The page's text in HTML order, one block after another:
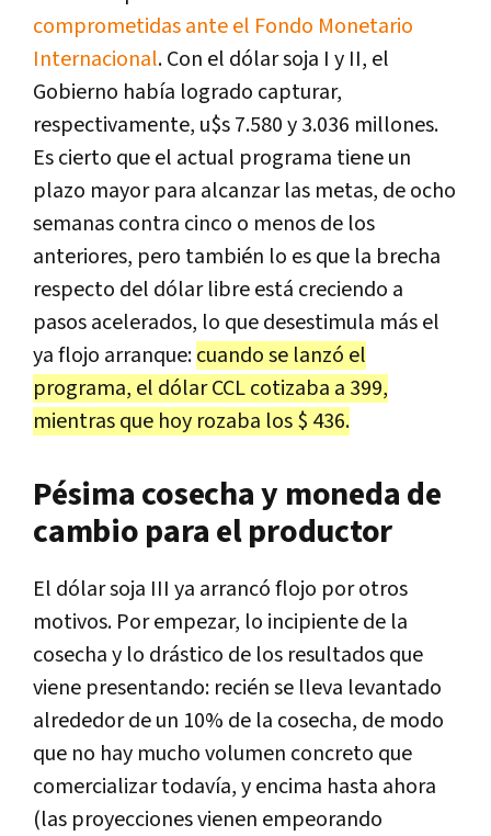
comprometidas ante el Fondo Monetario
Internacional. Con el dólar soja I y II, el
Gobierno había logrado capturar,
respectivamente, u$s 7.580 y 3.036 millones.
Es cierto que el actual programa tiene un
plazo mayor para alcanzar las metas, de ocho
semanas contra cinco o menos de los
anteriores, pero también lo es que la brecha
respecto del dólar libre está creciendo a
pasos acelerados, lo que desestimula más el
ya flojo arranque:cuando se lanzó el
programa, el dólar CCL cotizaba a 399,
mientras que hoy rozaba los $ 436.
Pésima cosecha y moneda de
cambio para el productor
El dólar soja III ya arrancó flojo por otros
motivos. Por empezar, lo incipiente de la
cosecha y lo drástico de los resultados que
viene presentando: recién se lleva levantado
alrededor de un 10% de la cosecha, de modo
que no hay mucho volumen concreto que
comercializar todavía, y encima hasta ahora
(las proyecciones vienen empeorando